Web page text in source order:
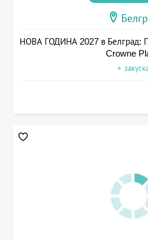
НОВА ГОДИНА 2027 в Белград:
Crowne
+